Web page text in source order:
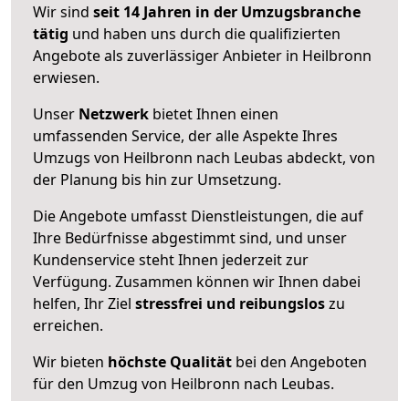
Wir sind seit 14 Jahren in der Umzugsbranche
tätig und haben uns durch die qualifizierten
Angebote als zuverlässiger Anbieter in Heilbronn
erwiesen.
Unser Netzwerk bietet Ihnen einen
umfassenden Service, der alle Aspekte Ihres
Umzugs von Heilbronn nach Leubas abdeckt, von
der Planung bis hin zur Umsetzung.
Die Angebote umfasst Dienstleistungen, die auf
Ihre Bedürfnisse abgestimmt sind, und unser
Kundenservice steht Ihnen jederzeit zur
Verfügung. Zusammen können wir Ihnen dabei
helfen, Ihr Ziel stressfrei und reibungsloszu
erreichen.
Wir bieten höchste Qualität bei den Angeboten
für den Umzug von Heilbronn nach Leubas.